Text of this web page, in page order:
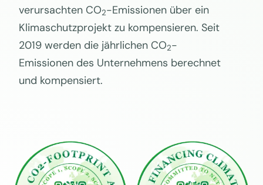
verursachten CO2-Emissionen über ein
Klimaschutzprojekt zu kompensieren. Seit
2019 werden die jährlichen CO2-
Emissionen des Unternehmens berechnet
und kompensiert.